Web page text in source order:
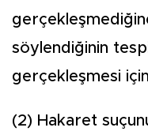
söylendiğinin
gerçekleşmesi
(2) Hakaret